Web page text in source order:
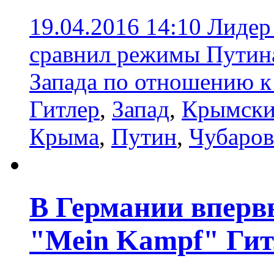
19.04.2016 14:10 Лидер
сравнил режимы
Запада по отношению
Гитлер, Запад,
Крыма, Путин, Чубаров
В Германии
"Mein Kampf"